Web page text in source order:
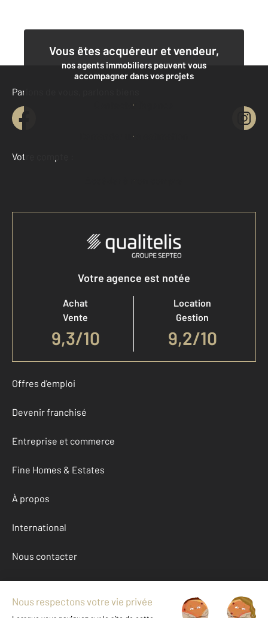
Vous êtes acquéreur et vendeur,
nos agents immobiliers peuvent vous
accompagner dans vos projets
Contacter l'agence
Demander une estimation
Parlons de vous, parlons biens
Votre compte :
Accéder à mon compte
Votre agence est notée
Achat
Vente
9,3/10
Location
Gestion
9,2/10
Offres d'emploi
Devenir franchisé
Entreprise et commerce
Fine Homes & Estates
À propos
International
Nous contacter
Mentions légales & CGU et Barèmes d'honoraires